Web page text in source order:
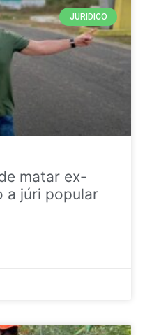
JURIDICO
matar ex-
a júri popular